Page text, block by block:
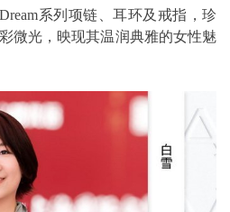
系列项链、耳环及戒指，珍
微光，映现其温润典雅的女性魅